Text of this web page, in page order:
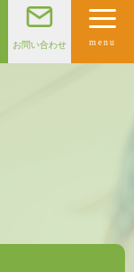
お問い合わせ menu